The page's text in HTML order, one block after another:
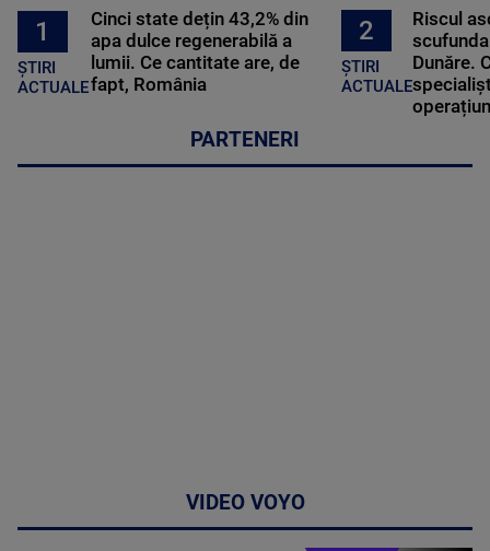
1
ȘTIRI
ACTUALE
Cinci state dețin 43,2% din
apa dulce regenerabilă a
lumii. Ce cantitate are, de
fapt, România
2
ȘTIRI
ACTUALE
Riscul
Dunăre.
PARTENERI
VIDEO VOYO